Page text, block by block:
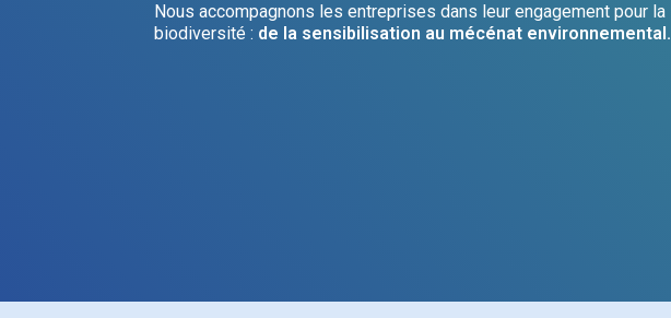
Nous accompagnons les entreprises dans leur engagement pour la
biodiversité : de la sensibilisation au mécénat environnemental.